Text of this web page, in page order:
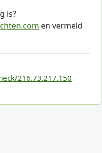
is?
en vermeld
216.73.217.150